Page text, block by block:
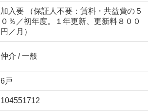
加入要 （保証人不要：賃料・共益費の５
０％／初年度。１年更新、更新料８００
円／月）
仲介 / 一般
6戸
104551712